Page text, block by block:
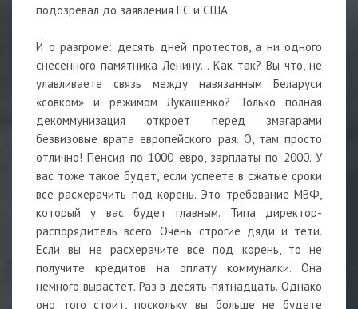
подозревал до заявления ЕС и США.
И о разгроме: десять дней протестов, а ни одного
снесенного памятника Ленину… Как так? Вы что, не
улавливаете связь между навязанным Беларуси
«совком» и режимом Лукашенко? Только полная
декоммунизация откроет перед змагарами
безвизовые врата европейского рая. О, там просто
отлично! Пенсия по 1000 евро, зарплаты по 2000. У
вас тоже такое будет, если успеете в сжатые сроки
все расхерачить под корень. Это требование МВФ,
который у вас будет главным. Типа директор-
распорядитель всего. Очень строгие дяди и тети.
Если вы не расхерачите все под корень, то не
получите кредитов на оплату коммуналки. Она
немного вырастет. Раз в десять-пятнадцать. Однако
оно того стоит, поскольку вы больше не будете